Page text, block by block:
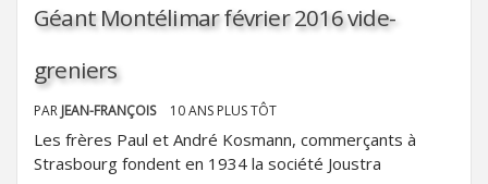
Géant Montélimar février 2016 vide-
greniers
PAR JEAN-FRANÇOIS 10 ANS PLUS TÔT
Les frères Paul et André Kosmann, commerçants à
Strasbourg fondent en 1934 la société Joustra